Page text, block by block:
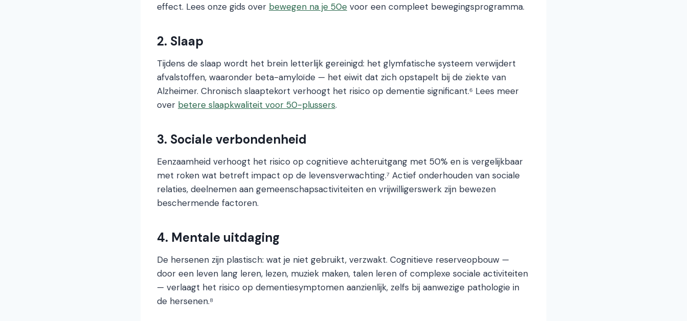
effect. Lees onze gids over bewegen na je 50e voor een compleet bewegingsprogramma.
2. Slaap
Tijdens de slaap wordt het brein letterlijk gereinigd: het glymfatische systeem verwijdert
afvalstoffen, waaronder beta-amyloïde — het eiwit dat zich opstapelt bij de ziekte van
Alzheimer. Chronisch slaaptekort verhoogt het risico op dementie significant.⁶ Lees meer
over betere slaapkwaliteit voor 50-plussers.
3. Sociale verbondenheid
Eenzaamheid verhoogt het risico op cognitieve achteruitgang met 50% en is vergelijkbaar
met roken wat betreft impact op de levensverwachting.⁷ Actief onderhouden van sociale
relaties, deelnemen aan gemeenschapsactiviteiten en vrijwilligerswerk zijn bewezen
beschermende factoren.
4. Mentale uitdaging
De hersenen zijn plastisch: wat je niet gebruikt, verzwakt. Cognitieve reserveopbouw —
door een leven lang leren, lezen, muziek maken, talen leren of complexe sociale activiteiten
— verlaagt het risico op dementiesymptomen aanzienlijk, zelfs bij aanwezige pathologie in
de hersenen.⁸